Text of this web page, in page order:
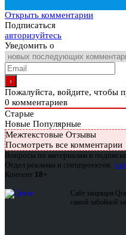
Открыть комментарии
Подписаться
авторизуйтесь
Уведомить о
Пожалуйста, войдите, чтобы
0 комментариев
Старые
Новые Популярные
Межтекстовые Отзывы
Посмотреть все комментарии
Вопросы по материалам и
Отдел рекламы и спецпроектов:
Контент 18+
Сайт защищен
самой забойной